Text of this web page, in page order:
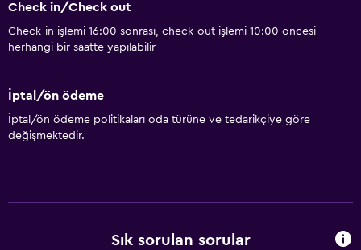
Check in/Check out
Check-in işlemi 16:00 sonrası, check-out işlemi 10:00 öncesi
herhangi bir saatte yapılabilir
İptal/ön ödeme
İptal/ön ödeme politikaları oda türüne ve tedarikçiye göre
değişmektedir.
Sık sorulan sorular